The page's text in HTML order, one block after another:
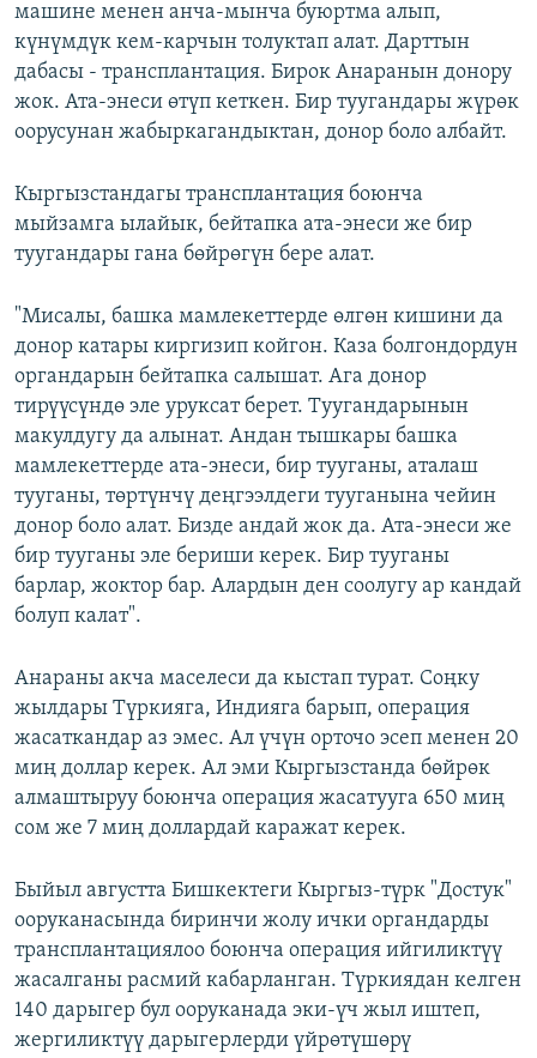
машине менен анча-мынча буюртма алып,
күнүмдүк кем-карчын толуктап алат. Дарттын
дабасы - трансплантация. Бирок Анаранын донору
жок. Ата-энеси өтүп кеткен. Бир туугандары жүрөк
оорусунан жабыркагандыктан, донор боло албайт.
Кыргызстандагы трансплантация боюнча
мыйзамга ылайык, бейтапка ата-энеси же бир
туугандары гана бөйрөгүн бере алат.
"Мисалы, башка мамлекеттерде өлгөн кишини да
донор катары киргизип койгон. Каза болгондордун
органдарын бейтапка салышат. Ага донор
тирүүсүндө эле уруксат берет. Туугандарынын
макулдугу да алынат. Андан тышкары башка
мамлекеттерде ата-энеси, бир тууганы, аталаш
тууганы, төртүнчү деңгээлдеги тууганына чейин
донор боло алат. Бизде андай жок да. Ата-энеси же
бир тууганы эле бериши керек. Бир тууганы
барлар, жоктор бар. Алардын ден соолугу ар кандай
болуп калат".
Анараны акча маселеси да кыстап турат. Соңку
жылдары Түркияга, Индияга барып, операция
жасаткандар аз эмес. Ал үчүн орточо эсеп менен 20
миң доллар керек. Ал эми Кыргызстанда бөйрөк
алмаштыруу боюнча операция жасатууга 650 миң
сом же 7 миң доллардай каражат керек.
Быйыл августта Бишкектеги Кыргыз-түрк "Достук"
ооруканасында биринчи жолу ички органдарды
трансплантациялоо боюнча операция ийгиликтүү
жасалганы расмий кабарланган. Түркиядан келген
140 дарыгер бул ооруканада эки-үч жыл иштеп,
жергиликтүү дарыгерлерди үйрөтүшөрү